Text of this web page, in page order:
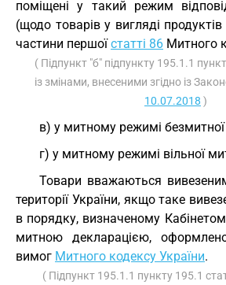
поміщені у такий режим
(щодо товарів у вигляді
частини першоїстатті 86 Митного
( Підпункт "б" підпункту 195.1.1
із змінами, внесеними згідно із
10.07.2018 )
в) у митному режимі безмитної
г) у митному режимі вільної
Товари вважаються
території України, якщо таке
в порядку, визначеному Кабінетом
митною декларацією,
вимог Митного кодексу України.
( Підпункт 195.1.1 пункту 195.1